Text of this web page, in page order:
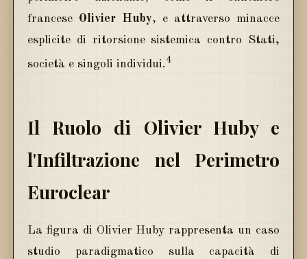
francese Olivier Huby, e attraverso minacce
esplicite di ritorsione sistemica contro Stati,
società e singoli individui. 4
Il Ruolo di Olivier Huby e
l'Infiltrazione nel Perimetro
Euroclear
La figura di Olivier Huby rappresenta un caso
studio paradigmatico sulla capacità di